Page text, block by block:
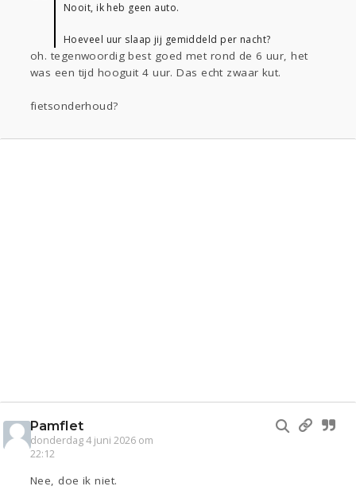
Nooit, ik heb geen auto.
Hoeveel uur slaap jij gemiddeld per nacht?
oh. tegenwoordig best goed met rond de 6 uur, het
was een tijd hooguit 4 uur. Das echt zwaar kut.
fietsonderhoud?
Pamflet
donderdag 4 juni 2026 om
22:12
Nee, doe ik niet.